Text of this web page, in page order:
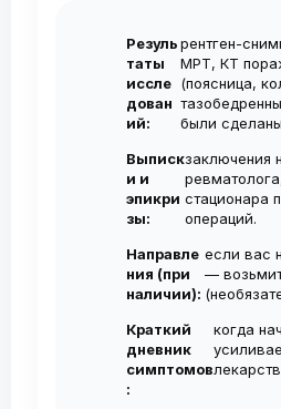
интервалом 1 нед.
проводятся по
1-2 раза в год.
ожидания.
Резуль
таты
иссле
дован
ий:
рентген-
МРТ, КТ
(поясница,
были
Выписк
и и
эпикри
зы:
заключения
стационара
операций.
Направле
ния (при
наличии):
если вас
—
Краткий
дневник
симптомов
:
когда